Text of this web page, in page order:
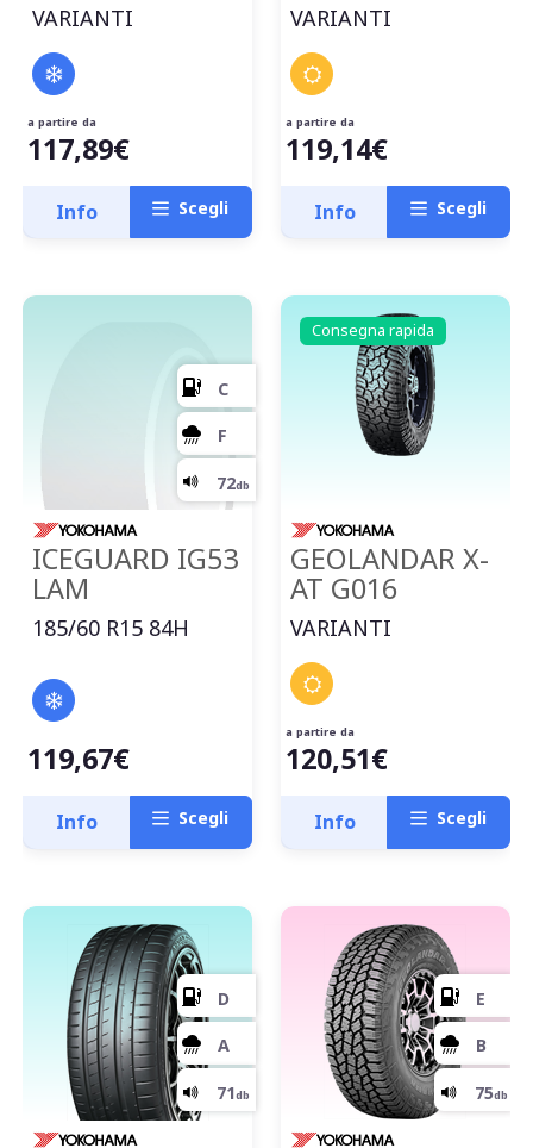
B
68
VARIANTI
a partire da
117,89€
Info Scegli
VARIANTI
a partire da
119,14€
Info Scegli
ICEGUARD IG53
LAM
185/60 R15 84H
119,67€
Info Scegli
Consegna rapida
GEOLANDAR X-
AT G016
VARIANTI
a partire da
120,51€
Info Scegli